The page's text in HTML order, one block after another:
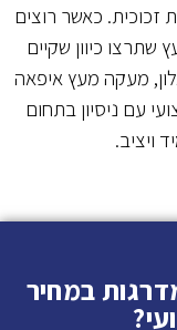
זכוכית. כאשר רוצים
כיוון שקיים
מעקה מעץ איפאה
עם ניסיון בתחום
ויציב.
במחיר